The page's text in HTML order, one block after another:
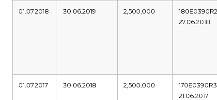
01.07.2018 30.06.2019 2,500,000
27.06.2018
01.07.2017 30.06.2018 2,500,000
21.06.2017